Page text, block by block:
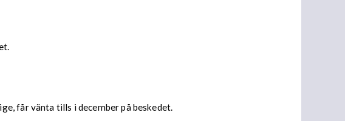
får vänta tills i december på beskedet.